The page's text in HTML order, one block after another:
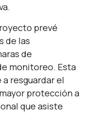
prevé
de las
de
monitoreo. Esta
resguardar el
protección a
que asiste